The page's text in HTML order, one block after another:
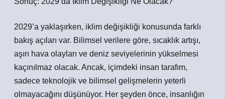
2029’a yaklaşırken, iklim değişikliği konusunda farklı
bakış açıları var. Bilimsel verilere göre, sıcaklık artışı,
aşırı hava olayları ve deniz seviyelerinin yükselmesi
kaçınılmaz olacak. Ancak, içimdeki insan tarafım,
sadece teknolojik ve bilimsel gelişmelerin yeterli
olmayacağını düşünüyor. Her şeyden önce, insanlığın